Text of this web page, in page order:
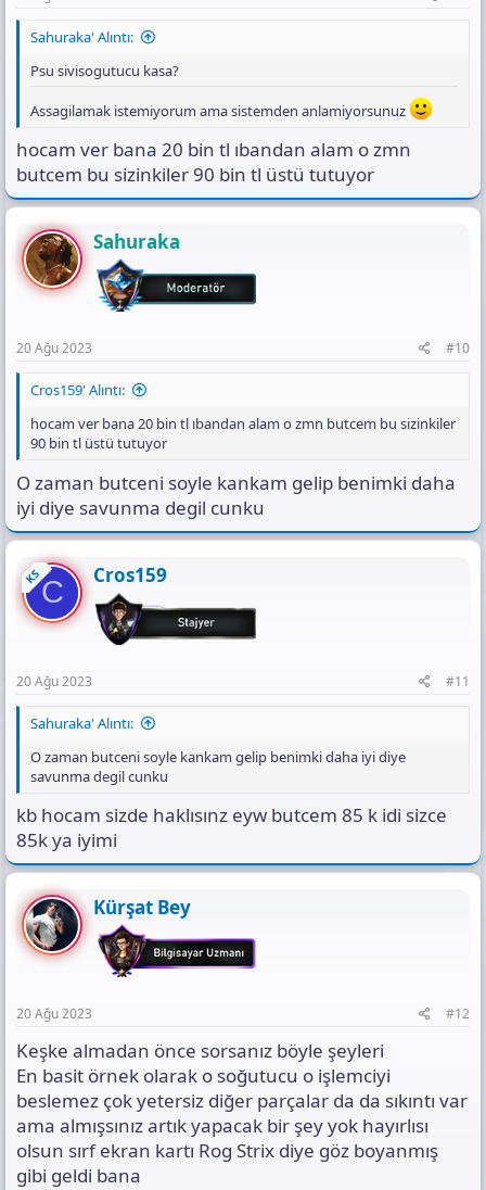
Sahuraka' Alıntı:
Psu sivisogutucu kasa?
Assagilamak istemiyorum ama sistemden anlamiyorsunuz
hocam ver bana 20 bin tl ıbandan alam o zmn
butcem bu sizinkiler 90 bin tl üstü tutuyor
Sahuraka
20 Ağu 2023 #10
Cros159' Alıntı:
hocam ver bana 20 bin tl ıbandan alam o zmn butcem bu sizinkiler
90 bin tl üstü tutuyor
O zaman butceni soyle kankam gelip benimki daha
iyi diye savunma degil cunku
KSC Cros159
20 Ağu 2023 #11
Sahuraka' Alıntı:
O zaman butceni soyle kankam gelip benimki daha iyi diye
savunma degil cunku
kb hocam sizde haklısınz eyw butcem 85 k idi sizce
85k ya iyimi
Kürşat Bey
20 Ağu 2023 #12
Keşke almadan önce sorsanız böyle şeyleri
En basit örnek olarak o soğutucu o işlemciyi
beslemez çok yetersiz diğer parçalar da da sıkıntı var
ama almışsınız artık yapacak bir şey yok hayırlısı
olsun sırf ekran kartı Rog Strix diye göz boyanmış
gibi geldi bana